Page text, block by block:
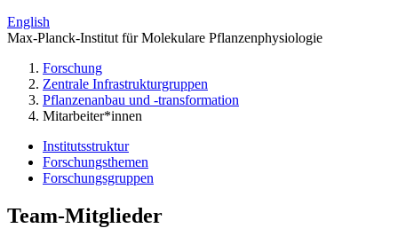
English
Max-Planck-Institut für Molekulare Pflanzenphysiologie
Forschung
Zentrale Infrastrukturgruppen
Pflanzenanbau und -transformation
Mitarbeiter*innen
Institutsstruktur
Forschungsthemen
Forschungsgruppen
Team-Mitglieder